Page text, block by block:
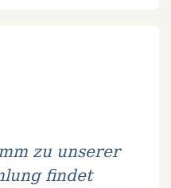
zu unserer
findet